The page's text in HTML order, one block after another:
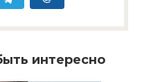
интересно